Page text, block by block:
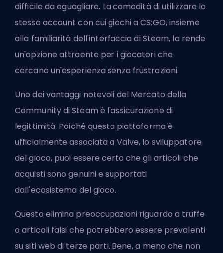
difficile da eguagliare. La comodità di utilizzare lo
stesso account con cui giochi a CS:GO, insieme
alla familiarità dell'interfaccia di Steam, la rende
un'opzione attraente per i giocatori che
cercano un'esperienza senza frustrazioni.
Uno dei vantaggi notevoli del Mercato della
Community di Steam è l'assicurazione di
legittimità. Poiché questa piattaforma è
ufficialmente associata a Valve, lo sviluppatore
del gioco, puoi essere certo che gli articoli che
acquisti sono genuini e supportati
dall'ecosistema del gioco.
Questo elimina preoccupazioni riguardo a truffe
o articoli falsi che potrebbero essere prevalenti
su siti web di terze parti. Bene, a meno che non